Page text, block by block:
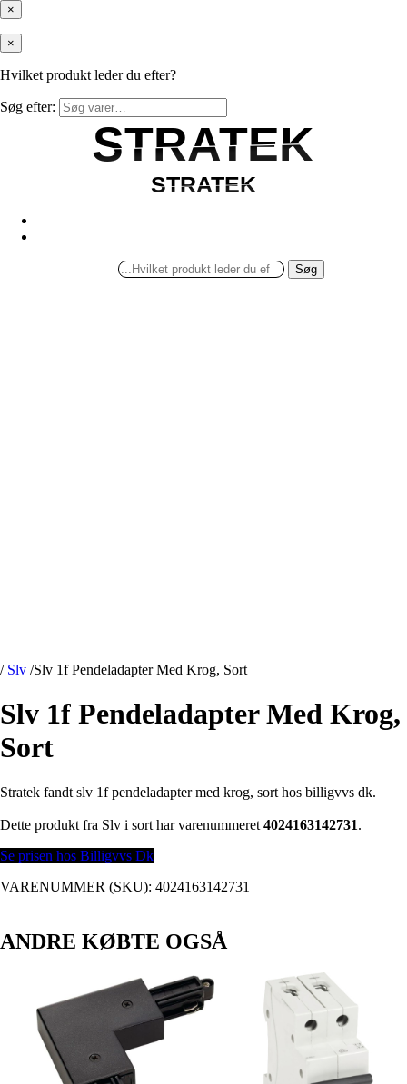
×
×
Hvilket produkt leder du efter?
Søg efter:
STRATEK
STRATEK
STRATEK
STRATEK
Søg
/ Slv /Slv 1f Pendeladapter Med Krog, Sort
Slv 1f Pendeladapter Med Krog,
Sort
Stratek fandt slv 1f pendeladapter med krog, sort hos billigvvs dk.
Dette produkt fra Slv i sort har varenummeret 4024163142731.
Se prisen hos Billigvvs Dk
VARENUMMER (SKU): 4024163142731
ANDRE KØBTE OGSÅ